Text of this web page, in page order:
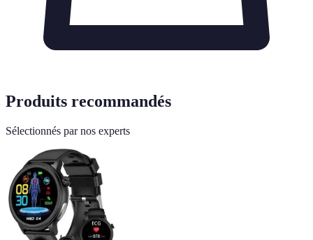
Produits recommandés
Sélectionnés par nos experts